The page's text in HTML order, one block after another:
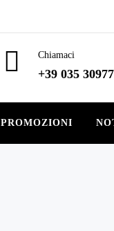
Chiamaci
+39 035
PROMOZIONI